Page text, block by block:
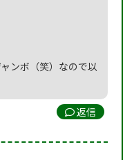
ンボ（笑）なので以
返信